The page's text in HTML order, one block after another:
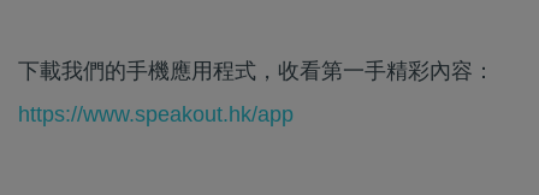
下載我們的手機應用程式，收看第一手精彩內容：
https://www.speakout.hk/app